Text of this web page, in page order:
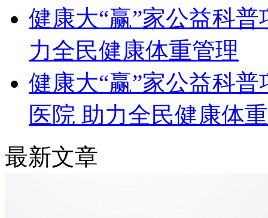
健康大“赢”家公益科
力全民健康体重管理
健康大“赢”家公益科
医院 助力全民健康体
最新文章